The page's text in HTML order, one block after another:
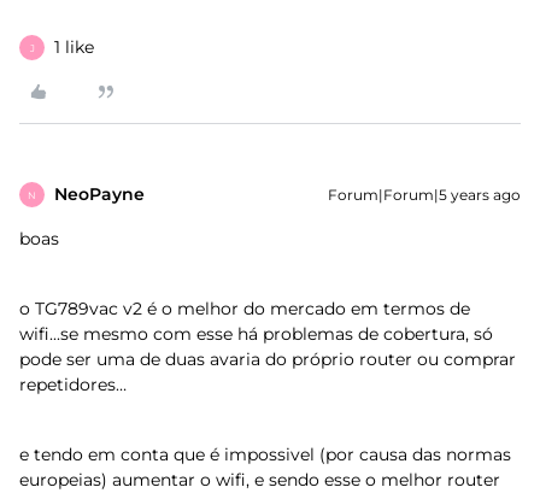
J 1 like
N NeoPayne Forum|Forum|5 years ago
boas
o TG789vac v2 é o melhor do mercado em termos de
wifi...se mesmo com esse há problemas de cobertura, só
pode ser uma de duas avaria do próprio router ou comprar
repetidores…
e tendo em conta que é impossivel (por causa das normas
europeias) aumentar o wifi, e sendo esse o melhor router